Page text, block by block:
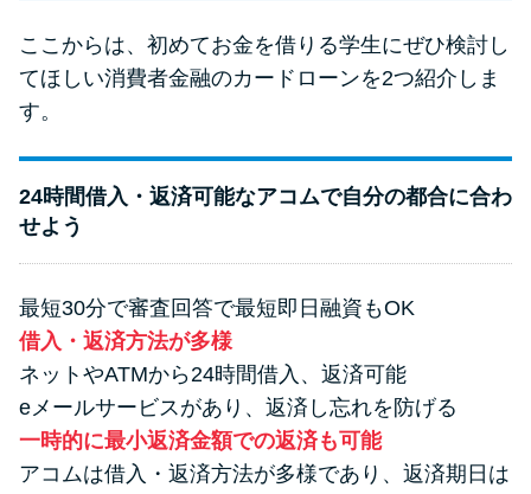
ここからは、初めてお金を借りる学生にぜひ検討し
てほしい消費者金融のカードローンを2つ紹介しま
す。
24時間借入・返済可能なアコムで自分の都合に合わ
せよう
最短30分で審査回答で最短即日融資もOK
借入・返済方法が多様
ネットやATMから24時間借入、返済可能
eメールサービスがあり、返済し忘れを防げる
一時的に最小返済金額での返済も可能
アコムは借入・返済方法が多様であり、返済期日は